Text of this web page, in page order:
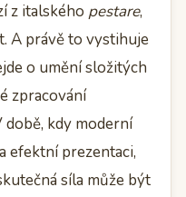
z italského pestare,
A právě to vystihuje
o umění složitých
zpracování
době, kdy moderní
efektní prezentaci,
síla může být